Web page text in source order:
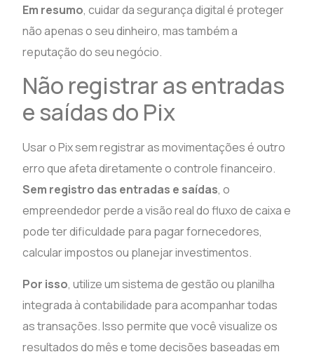
Em resumo, cuidar da segurança digital é proteger
não apenas o seu dinheiro, mas também a
reputação do seu negócio.
Não registrar as entradas
e saídas do Pix
Usar o Pix sem registrar as movimentações é outro
erro que afeta diretamente o controle financeiro.
Sem registro das entradas e saídas, o
empreendedor perde a visão real do fluxo de caixa e
pode ter dificuldade para pagar fornecedores,
calcular impostos ou planejar investimentos.
Por isso, utilize um sistema de gestão ou planilha
integrada à contabilidade para acompanhar todas
as transações. Isso permite que você visualize os
resultados do mês e tome decisões baseadas em